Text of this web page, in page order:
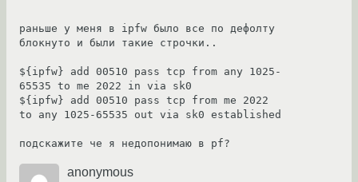
раньше у меня в ipfw было все по дефолту
блокнуто и были такие строчки..
${ipfw} add 00510 pass tcp from any 1025-
65535 to me 2022 in via sk0
${ipfw} add 00510 pass tcp from me 2022
to any 1025-65535 out via sk0 established
подскажите че я недопонимаю в pf?
anonymous